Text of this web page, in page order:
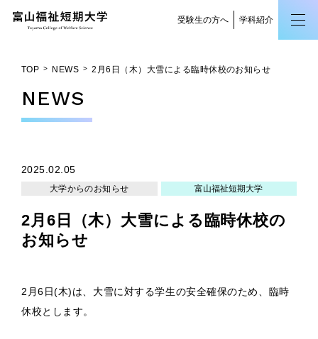
受験生の方へ 学科紹介
TOP NEWS 2月6日（木）大雪による臨時休校のお知らせ
NEWS
2025.02.05
大学からのお知らせ 富山福祉短期大学
2月6日（木）大雪による臨時休校の
お知らせ
2月6日(木)は、大雪に対する学生の安全確保のため、臨時
休校とします。